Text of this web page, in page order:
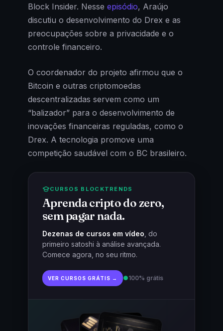
Block Insider. Nesse episódio, Araújo
discutiu o desenvolvimento do Drex e as
preocupações sobre a privacidade e o
controle financeiro.
O coordenador do projeto afirmou que o
Bitcoin e outras criptomoedas
descentralizadas servem como um
“balizador” para o desenvolvimento de
inovações financeiras reguladas, como o
Drex. A tecnologia promove uma
competição saudável com o BC brasileiro.
CURSOS BLOCKTRENDS
Aprenda cripto do zero,
sem pagar nada.
Dezenas de cursos em vídeo , do
primeiro satoshi à análise avançada.
Comece agora, no seu ritmo.
VER CURSOS GRÁTIS → ●100% grátis